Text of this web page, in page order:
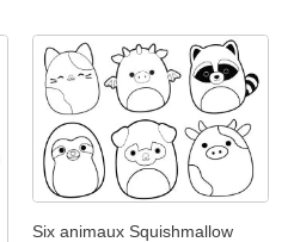
Six animaux Squishmallow